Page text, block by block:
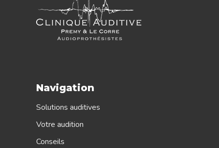
Navigation
Solutions auditives
Votre audition
Conseils